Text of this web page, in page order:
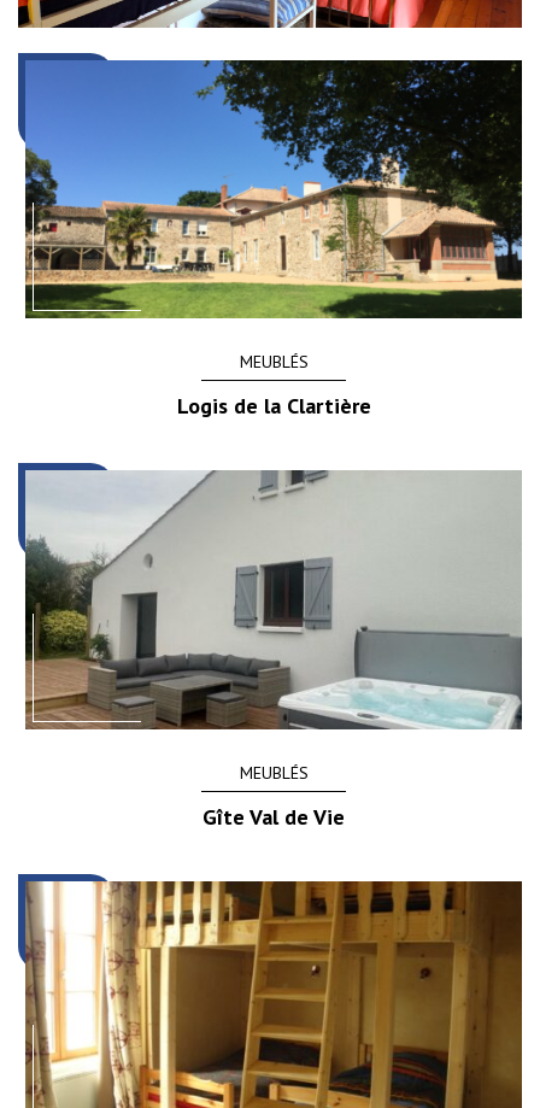
MEUBLÉS
Logis de la Clartière
MEUBLÉS
Gîte Val de Vie